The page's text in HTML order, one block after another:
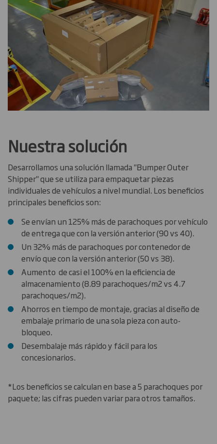
Nuestra solución
Desarrollamos una solución llamada "Bumper Outer
Shipper" que se utiliza para empaquetar piezas
individuales de vehículos a nivel mundial. Los beneficios
principales beneficios son:
Se envían un 125% más de parachoques por vehículo
de entrega que con la versión anterior (90 vs 40).
Un 32% más de parachoques por contenedor de
envío que con la versión anterior (50 vs 38).
Aumento de casi el 100% en la eficiencia de
almacenamiento (8.89 parachoques/m2 vs 4.7
parachoques/m2).
Ahorros en tiempo de montaje, gracias al diseño de
embalaje primario de una sola pieza con auto-
bloqueo.
Desembalaje más rápido y fácil para los
concesionarios.
*Los beneficios se calculan en base a 5 parachoques por
paquete; las cifras pueden variar para otros tamaños.